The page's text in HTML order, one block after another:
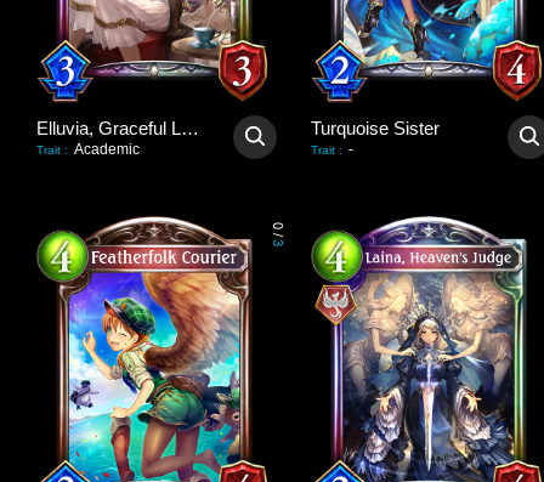
Elluvia, Graceful Lady
Trait : Academic
Turquoise Sister
Trait : -
0
/
3